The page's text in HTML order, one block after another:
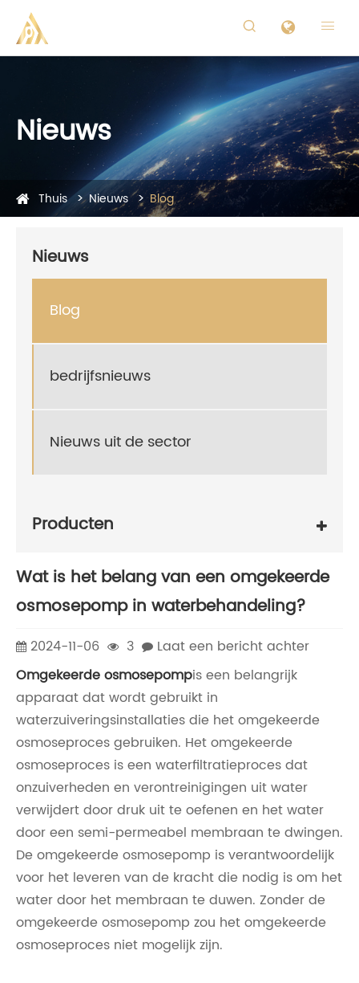
 
Nieuws
Thuis Nieuws Blog
Nieuws
Blog
bedrijfsnieuws
Nieuws uit de sector
Producten
Wat is het belang van een omgekeerde
osmosepomp in waterbehandeling?
2024-11-06 3
Laat een bericht achter
Omgekeerde osmosepompis een belangrijk
apparaat dat wordt gebruikt in
waterzuiveringsinstallaties die het omgekeerde
osmoseproces gebruiken. Het omgekeerde
osmoseproces is een waterfiltratieproces dat
onzuiverheden en verontreinigingen uit water
verwijdert door druk uit te oefenen en het water
door een semi-permeabel membraan te dwingen.
De omgekeerde osmosepomp is verantwoordelijk
voor het leveren van de kracht die nodig is om het
water door het membraan te duwen. Zonder de
omgekeerde osmosepomp zou het omgekeerde
osmoseproces niet mogelijk zijn.